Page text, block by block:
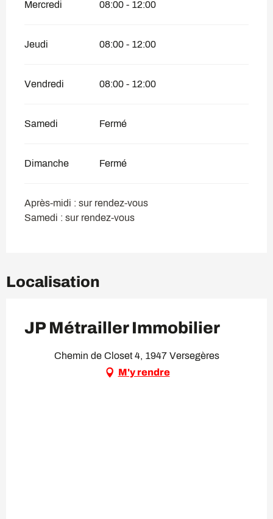
Mercredi 08:00 - 12:00
Jeudi 08:00 - 12:00
Vendredi 08:00 - 12:00
Samedi Fermé
Dimanche Fermé
Après-midi : sur rendez-vous
Samedi : sur rendez-vous
Localisation
JP Métrailler Immobilier
Chemin de Closet 4, 1947 Versegères
M'y rendre